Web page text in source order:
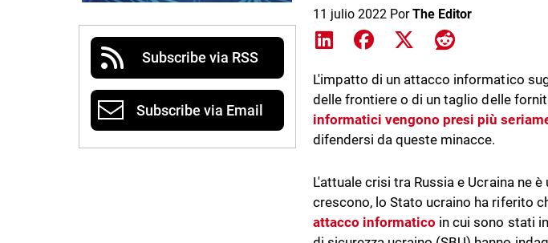
Subscribe via RSS
Subscribe via Email
11 julio 2022 PorThe Editor
Share on LinkedIn
Share on Facebook
Share on XShare on Reddit
L'impatto di un attacco informatico
delle frontiere o di un taglio delle
informatici vengono presi più
difendersi da queste minacce.
L'attuale crisi tra Russia e Ucraina ne
crescono, lo Stato ucraino ha riferito
attacco informatico in cui sono stati